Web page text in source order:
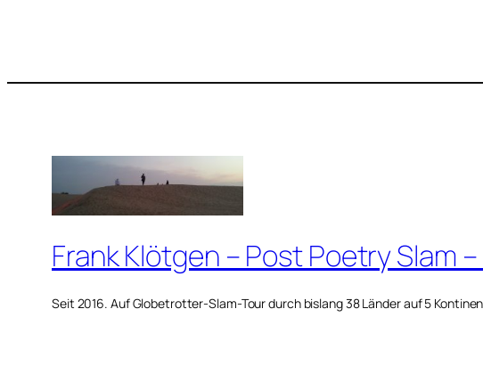
Frank Klötgen – Post Poetry Slam
Seit 2016. Auf Globetrotter-Slam-Tour durch bislang 38 Länder auf 5